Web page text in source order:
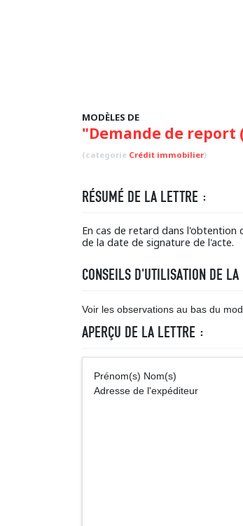
MODÈLES DE
"Demande de
(categorie Crédit immobilier)
RÉSUMÉ DE LA LETTRE :
En cas de retard dans
de la date de signature de l'acte.
CONSEILS D'UTILISATION DE
Voir les observations au bas du
APERÇU DE LA LETTRE :
Adresse de l'expéditeur
ou